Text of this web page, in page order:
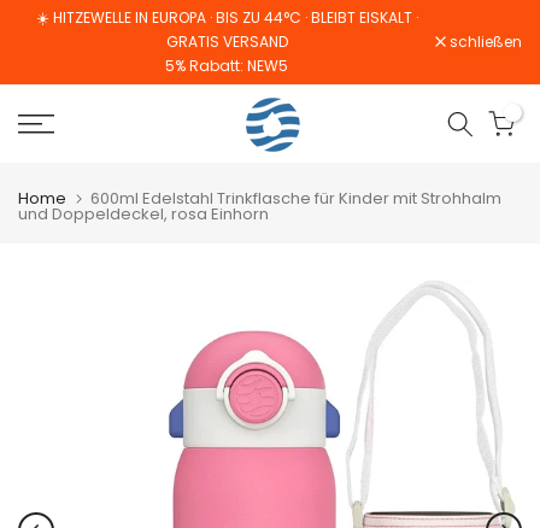
Policy
Zum
springen
☀️ HITZEWELLE IN EUROPA · BIS ZU 44°C · BLEIBT EISKALT ·
GRATIS VERSAND
5% Rabatt: NEW5
schließen
Home 600ml Edelstahl Trinkflasche für Kinder mit Strohhalm
und Doppeldeckel, rosa Einhorn